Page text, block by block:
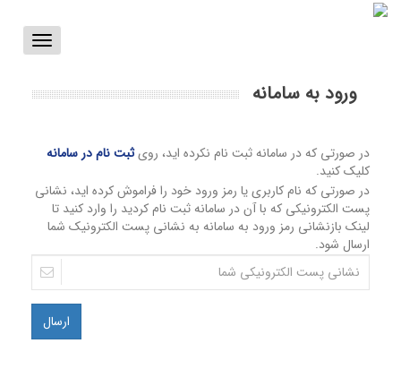
Toggle
ورود به سامانه
در صورتی که در سامانه ثبت نام نکرده اید، رویثبت نام در سامانه
کلیک کنید.
در صورتی که نام کاربری یا رمز ورود خود را فراموش کرده اید، نشانی
پست الکترونیکی که با آن در سامانه ثبت نام کردید را وارد کنید تا
لینک بازنشانی رمز ورود به سامانه به نشانی پست الکترونیک شما
ارسال شود.
ارسال